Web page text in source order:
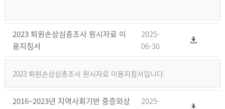
2023 퇴원손상심층조사 원시자료 이
용지침서
2025-
06-30
2023 퇴원손상심층조사 원시자료 이용지침서입니다.
2016~2023년 지역사회기반 중증외상
2025-